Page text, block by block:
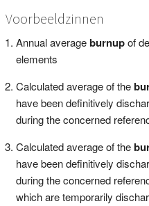
Voorbeeldzinnen
Annual averageburnupof
elements
Calculated average of the
have been definitively
during the concerned
Calculated average of the
have been definitively
during the concerned
which are temporarily